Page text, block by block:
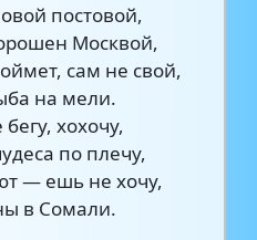
постовой,
Москвой,
сам не свой,
на мели.
хохочу,
по плечу,
— ешь не хочу,
в Сомали.